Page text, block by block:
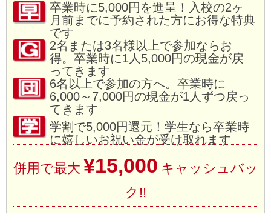
卒業時に5,000円を進呈！入校の2ヶ
月前までに予約された方にお得な特典
です
2名または3名様以上で参加ならお
得。卒業時に1人5,000円の現金が戻
ってきます
6名以上で参加の方へ。卒業時に
6,000～7,000円の現金が1人ずつ戻っ
てきます
学割で5,000円還元！学生なら卒業時
に嬉しいお祝い金が受け取れます
併用で最大 ¥15,000 キャッシュバッ
ク!!